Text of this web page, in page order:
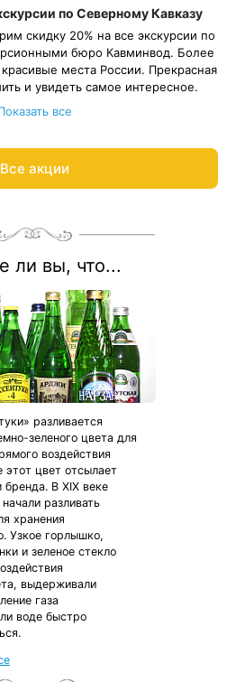
по Северному Кавказу
скидку 20% на все экскурсии по
бюро Кавминвод. Более
места России. Прекрасная
и увидеть самое интересное.
акции
заботой, Курорт26.ру
все
Все акции
ли вы, что...
разливается
зеленого цвета для
воздействия
этот цвет отсылает
бренда. В XIX веке
разливать
хранения
Узкое горлышко,
и зеленое стекло
выдерживали
газа
воде быстро